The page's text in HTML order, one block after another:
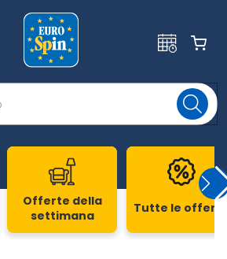
Offerte della
settimana
Tutte le